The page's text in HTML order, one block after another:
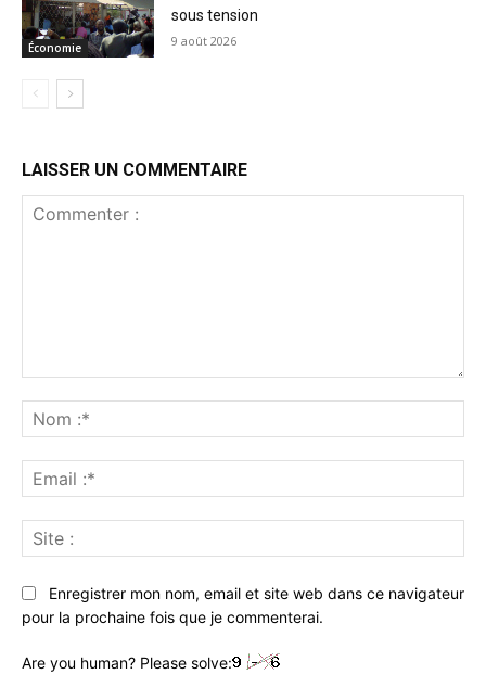
Économie
sous tension
9 août 2026
LAISSER UN COMMENTAIRE
:*
:*
:
Enregistrer mon nom, email et site web dans ce navigateur
pour la prochaine fois que je commenterai.
Are you human? Please solve: